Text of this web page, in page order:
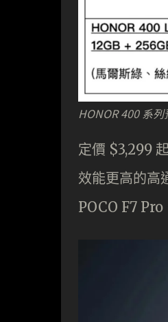
HONOR 400 系
定價 $3,299
效能更高的高
POCO F7